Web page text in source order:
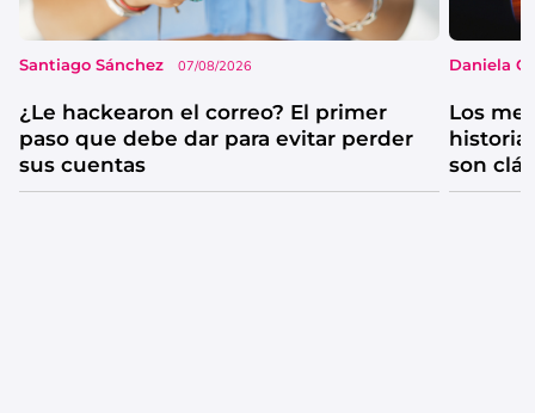
Santiago Sánchez 07/08/2026
¿Le hackearon el correo? El primer
paso que debe dar para evitar perder
sus cuentas
Daniela
Los
historia
son